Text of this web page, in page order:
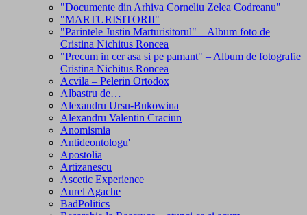
"Documente din Arhiva Corneliu Zelea Codreanu"
"MARTURISITORII"
"Parintele Justin Marturisitorul" – Album foto de
Cristina Nichitus Roncea
"Precum in cer asa si pe pamant" – Album de fotografie
Cristina Nichitus Roncea
Acvila – Pelerin Ortodox
Albastru de…
Alexandru Ursu-Bukowina
Alexandru Valentin Craciun
Anomismia
Antideontologu'
Apostolia
Artizanescu
Ascetic Experience
Aurel Agache
BadPolitics